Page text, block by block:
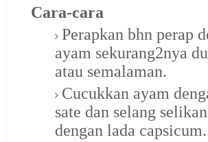
Cara-cara
Perapkan bhn perap
ayam sekurang2nya
atau semalaman.
Cucukkan ayam
sate dan selang selikan
dengan lada